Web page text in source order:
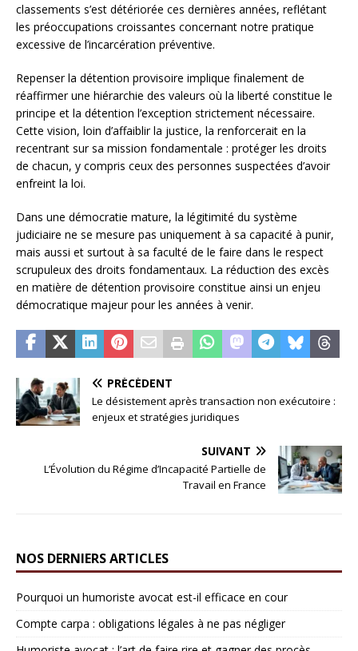
classements s’est détériorée ces dernières années, reflétant
les préoccupations croissantes concernant notre pratique
excessive de l’incarcération préventive.
Repenser la détention provisoire implique finalement de
réaffirmer une hiérarchie des valeurs où la liberté constitue le
principe et la détention l’exception strictement nécessaire.
Cette vision, loin d’affaiblir la justice, la renforcerait en la
recentrant sur sa mission fondamentale : protéger les droits
de chacun, y compris ceux des personnes suspectées d’avoir
enfreint la loi.
Dans une démocratie mature, la légitimité du système
judiciaire ne se mesure pas uniquement à sa capacité à punir,
mais aussi et surtout à sa faculté de le faire dans le respect
scrupuleux des droits fondamentaux. La réduction des excès
en matière de détention provisoire constitue ainsi un enjeu
démocratique majeur pour les années à venir.
PRÉCÉDENT
Le désistement après transaction non exécutoire :
enjeux et stratégies juridiques
SUIVANT
L’Évolution du Régime d’Incapacité Partielle de
Travail en France
NOS DERNIERS ARTICLES
Pourquoi un humoriste avocat est-il efficace en cour
Compte carpa : obligations légales à ne pas négliger